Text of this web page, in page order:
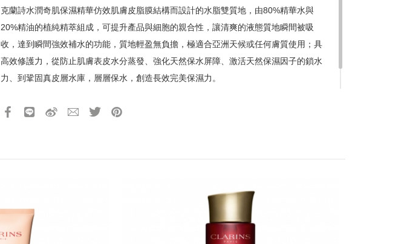
臺北松山機場(TSA)
高雄國際機場(KHH)
《網站活動限制說明》
所有活動皆訂單成立時間為準，贈品皆為數量有限，送完為止
所有活動皆以系統自動計算是否達到滿額優惠門檻，以系統計算為準
所有活動皆不可不同訂單相互累計
所有活動昇恆昌股份有限公司保留變更或終止之權利
克蘭詩水潤奇肌保濕精華仿效肌膚皮脂膜結構而設計的水脂雙質地，由80%精華水與
20%精油的植純精萃組成，可提升產品與細胞的親合性，讓清爽的液態質地瞬間被吸
收，達到瞬間強效補水的功能，質地輕盈無負擔，極適合亞洲天候或任何膚質使用；具
高效修護力，從防止肌膚表皮水分蒸發、強化天然保水屏障、激活天然保濕因子的鎖水
力、到鞏固真皮層水庫，層層保水，創造長效完美保濕力。
產品13碼代號